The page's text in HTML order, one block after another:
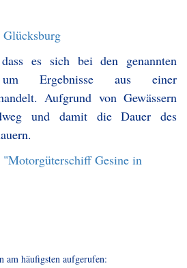
es sich bei den genannten
um Ergebnisse aus einer
Aufgrund von Gewässern
und damit die Dauer des
Gesine in
am häufigsten aufgerufen: